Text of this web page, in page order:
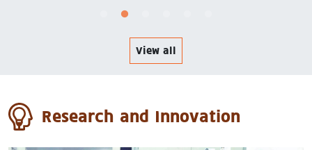
View all
Research and Innovation